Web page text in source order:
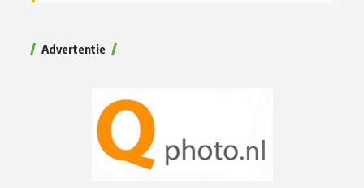
Advertentie